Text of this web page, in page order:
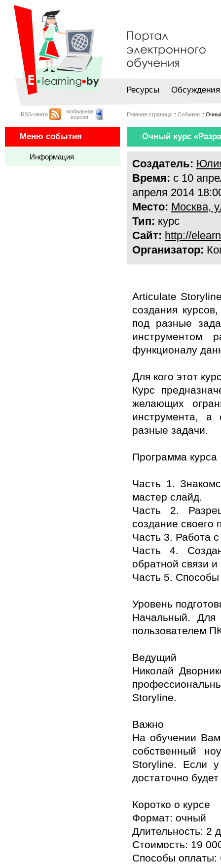
Ресурсы Обсуждения
RSS-лента
мобильная
версия
Главная страница :: События ::
Меню события
Информация
Очный курс
Создатель:
Время: с 10
апреля 2014
Место: Москва,
Тип: курс
Сайт: http://
Организатор:
Articulate
создания
под разные
инструментом
функционалу
Для кого этот
Курс
желающих
инструмента, а
разные задачи.
Программа курса
Часть 1.
мастер слайд.
Часть 2.
создание своего
Часть 3. Работа
Часть 4.
обратной связи
Часть 5. Способы
Уровень
Начальный. Для
пользователем
Ведущий
Николай
Storyline.
Важно
На обучении
собственный
Storyline. Если
достаточно
Коротко о курсе
Формат: очный
Длительность: 2
Стоимость: 19
Способы оплаты: